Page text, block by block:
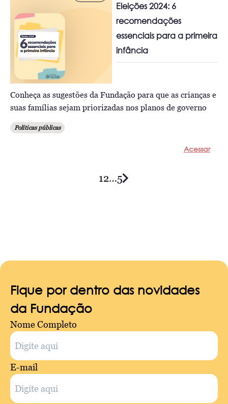
Eleições 2024: 6
recomendações
essenciais para a primeira
infância
Conheça as sugestões da Fundação para que as crianças e
suas famílias sejam priorizadas nos planos de governo
Políticas públicas
Acessar
12…5
Fique por dentro das novidades
da Fundação
Nome Completo
E-mail